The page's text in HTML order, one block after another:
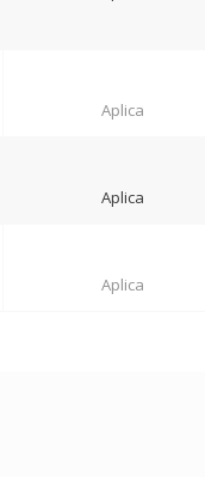
Aplica
Aplica
Aplica